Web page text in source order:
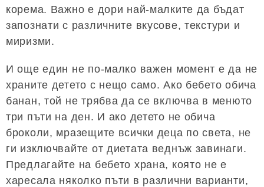
корема. Важно е дори най-малките да бъдат
запознати с различните вкусове, текстури и
миризми.
И още един не по-малко важен момент е да не
храните детето с нещо само. Ако бебето обича
банан, той не трябва да се включва в менюто
три пъти на ден. И ако детето не обича
броколи, мразещите всички деца по света, не
ги изключвайте от диетата веднъж завинаги.
Предлагайте на бебето храна, която не е
харесала няколко пъти в различни варианти,